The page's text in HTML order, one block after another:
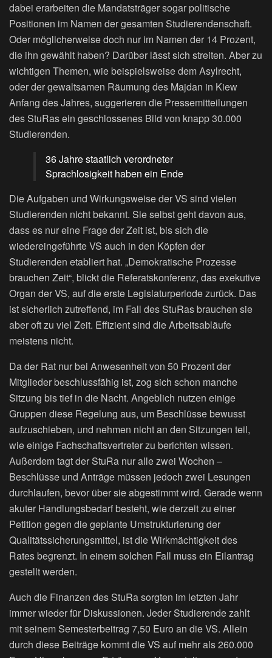
dabei erarbeiten die Mandatsträger sogar politische
Positionen im Namen der gesamten Studierendenschaft.
Oder möglicherweise doch nur im Namen der 14 Prozent,
die ihn gewählt haben? Darüber lässt sich streiten. Aber zu
wichtigen Themen, wie beispielsweise dem Asylrecht,
oder der gewaltsamen Räumung des Majdan in Kiew
Anfang des Jahres, suggerieren die Pressemitteilungen
des StuRas ein geschlossenes Bild von knapp 30.000
Studierenden.
36 Jahre staatlich verordneter
Sprachlosigkeit haben ein Ende
Die Aufgaben und Wirkungsweise der VS sind vielen
Studierenden nicht bekannt. Sie selbst geht davon aus,
dass es nur eine Frage der Zeit ist, bis sich die
wiedereingeführte VS auch in den Köpfen der
Studierenden etabliert hat. „Demokratische Prozesse
brauchen Zeit“, blickt die Referatskonferenz, das exekutive
Organ der VS, auf die erste Legislaturperiode zurück. Das
ist sicherlich zutreffend, im Fall des StuRas brauchen sie
aber oft zu viel Zeit. Effizient sind die Arbeitsabläufe
meistens nicht.
Da der Rat nur bei Anwesenheit von 50 Prozent der
Mitglieder beschlussfähig ist, zog sich schon manche
Sitzung bis tief in die Nacht. Angeblich nutzen einige
Gruppen diese Regelung aus, um Beschlüsse bewusst
aufzuschieben, und nehmen nicht an den Sitzungen teil,
wie einige Fachschaftsvertreter zu berichten wissen.
Außerdem tagt der StuRa nur alle zwei Wochen –
Beschlüsse und Anträge müssen jedoch zwei Lesungen
durchlaufen, bevor über sie abgestimmt wird. Gerade wenn
akuter Handlungsbedarf besteht, wie derzeit zu einer
Petition gegen die geplante Umstrukturierung der
Qualitätssicherungsmittel, ist die Wirkmächtigkeit des
Rates begrenzt. In einem solchen Fall muss ein Eilantrag
gestellt werden.
Auch die Finanzen des StuRa sorgten im letzten Jahr
immer wieder für Diskussionen. Jeder Studierende zahlt
mit seinem Semesterbeitrag 7,50 Euro an die VS. Allein
durch diese Beiträge kommt die VS auf mehr als 260.000